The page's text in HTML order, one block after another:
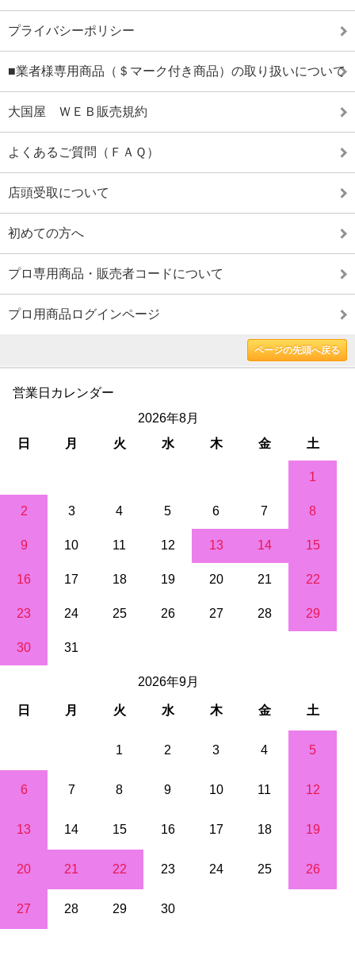
プライバシーポリシー
■業者様専用商品（＄マーク付き商品）の取り扱いについて
大国屋 ＷＥＢ販売規約
よくあるご質問（ＦＡＱ）
店頭受取について
初めての方へ
プロ専用商品・販売者コードについて
プロ用商品ログインページ
ページの先頭へ戻る
営業日カレンダー
2026年8月
日
月 火 水 木 金 土
1
2 3 4 5 6 7 8
9 10 11 12 13 14 15
16 17 18 19 20 21 22
23 24 25 26 27 28 29
30 31
2026年9月
日 月 火 水 木 金 土
1 2 3 4 5
6 7 8 9 10 11 12
13 14 15 16 17 18 19
20 21 22 23 24 25 26
27 28 29 30